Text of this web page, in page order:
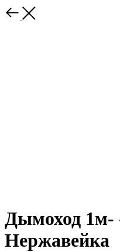
Дымоход 1м-
Нержавейка